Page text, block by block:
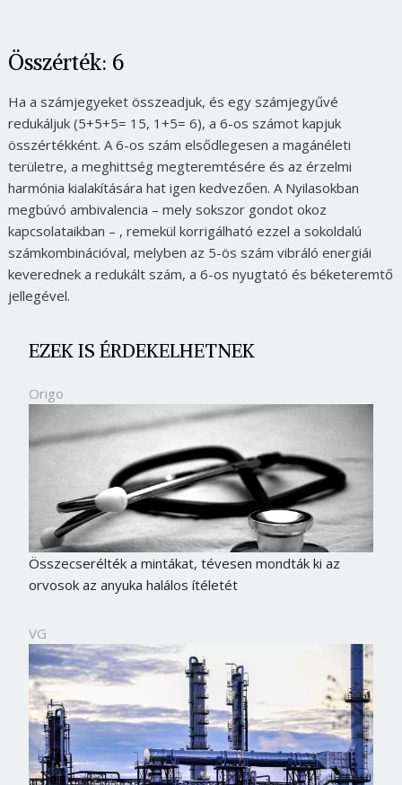
Összérték: 6
Ha a számjegyeket összeadjuk, és egy számjegyűvé
redukáljuk (5+5+5= 15, 1+5= 6), a 6-os számot kapjuk
összértékként. A 6-os szám elsődlegesen a magánéleti
területre, a meghittség megteremtésére és az érzelmi
harmónia kialakítására hat igen kedvezően. A Nyilasokban
megbúvó ambivalencia – mely sokszor gondot okoz
kapcsolataikban – , remekül korrigálható ezzel a sokoldalú
számkombinációval, melyben az 5-ös szám vibráló energiái
keverednek a redukált szám, a 6-os nyugtató és béketeremtő
jellegével.
EZEK IS ÉRDEKELHETNEK
Origo
Összecserélték a mintákat, tévesen mondták ki az
orvosok az anyuka halálos ítéletét
VG